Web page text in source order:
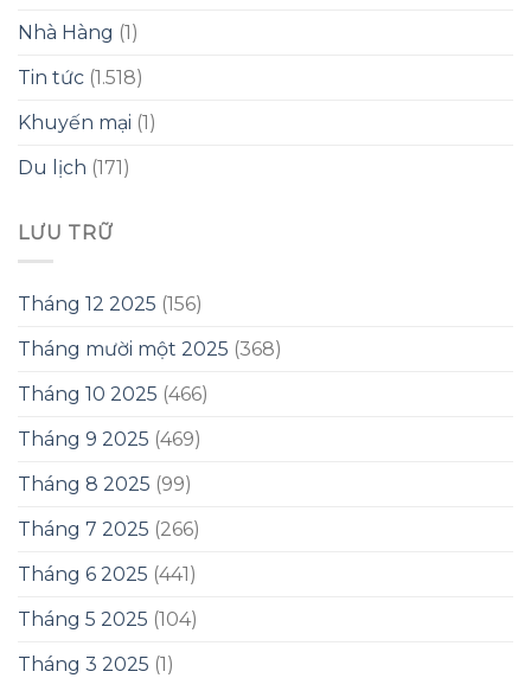
Nhà Hàng (1)
Tin tức (1.518)
Khuyến mại (1)
Du lịch (171)
LƯU TRỮ
Tháng 12 2025 (156)
Tháng mười một 2025 (368)
Tháng 10 2025 (466)
Tháng 9 2025 (469)
Tháng 8 2025 (99)
Tháng 7 2025 (266)
Tháng 6 2025 (441)
Tháng 5 2025 (104)
Tháng 3 2025 (1)